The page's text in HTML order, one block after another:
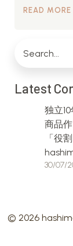
READ MORE
Latest
独立
商品作
「役
30/07/
© 2026